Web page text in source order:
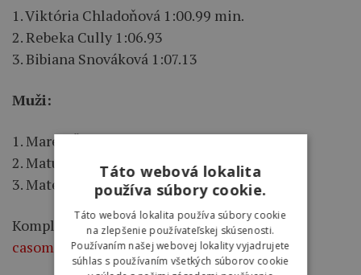
1. Viktória Chladoňová 1:00.99 min.
2. Rebeka Cully 1:06.93
3. Bibiana Snováková 1:07.13
Muži:
1. Marek Čontofalský 49.22 s
2. Matúš Mazán 49,67 s
3. Matej Švoňava 50.38 s
Kompletné výsledky nájdete na stránke
casomierapt.com.
Táto webová lokalita
používa súbory cookie.
Táto webová lokalita používa súbory cookie
na zlepšenie používateľskej skúsenosti.
Používaním našej webovej lokality vyjadrujete
súhlas s používaním všetkých súborov cookie